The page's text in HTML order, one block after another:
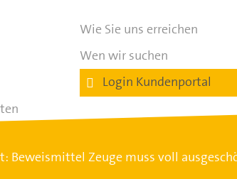
Wie Sie uns erreichen
Wen wir suchen
Login Kundenportal
Beweismittel Zeuge muss voll